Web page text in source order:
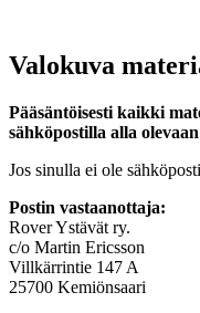
Valokuva
Pääsäntöisesti kaikki
sähköpostilla alla olevaan
Jos sinulla ei ole
Postin vastaanottaja:
Rover Ystävät ry.
c/o Martin Ericsson
Villkärrintie 147 A
25700 Kemiönsaari